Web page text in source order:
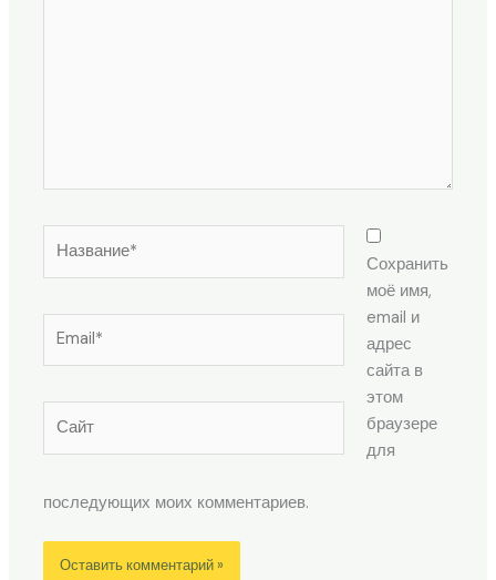
Сохранить
моё имя,
email и
адрес
сайта в
этом
браузере
для
последующих моих комментариев.